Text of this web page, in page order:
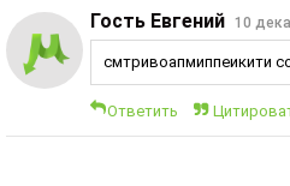
Гость Евгений 10
смтривоапмиппеикити
Ответить